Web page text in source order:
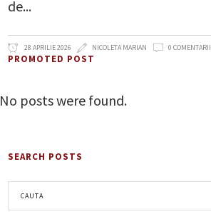
de
28 APRILIE 2026 NICOLETA MARIAN 0 COMENTARII
PROMOTED POST
No posts were found.
SEARCH POSTS